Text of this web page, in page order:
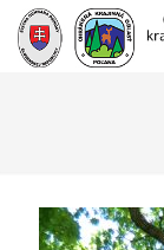
Prejsť
obsah